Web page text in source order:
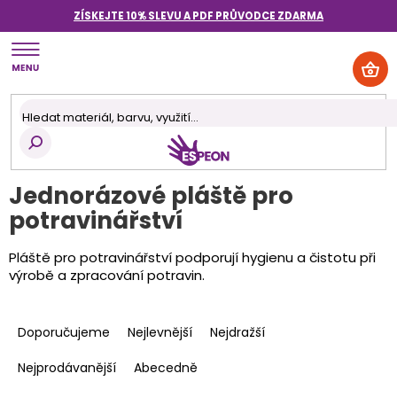
obsah
ZÍSKEJTE 10% SLEVU A PDF PRŮVODCE ZDARMA
Jednorázové pláště pro
potravinářství
Pláště pro potravinářství podporují hygienu a čistotu při
výrobě a zpracování potravin.
a
e
Doporučujeme Nejlevnější
Nejdražší
Nejprodávanější
Abecedně